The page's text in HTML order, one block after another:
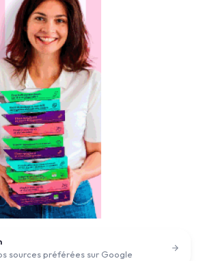
sources préférées sur Google